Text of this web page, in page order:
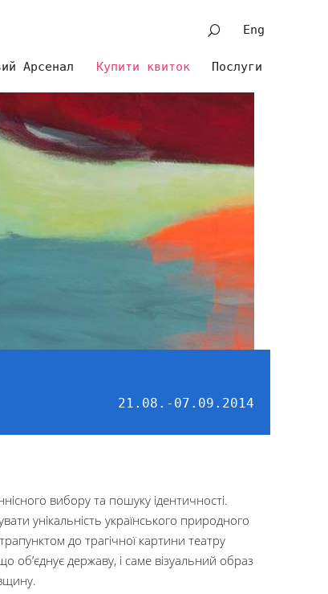
Eng
Арсенал Послуги
Купити квиток
21.08.-07.09.2014
вибору та пошуку ідентичності.
унікальність українського природного
до трагічної картини театру
державу, і саме візуальний образ